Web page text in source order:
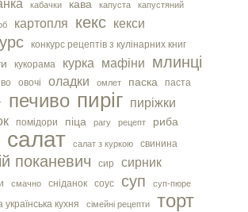
кабачки кава капуста капустяний
картопля кекс кекси
конкурс рецептів з кулінарних книг
кукорама курка мафіни млинці
овочі оладки омлет паска
паста
печиво пиріг пиріжки
помідори піца рагу рецепт риба
салат салат з куркою свинина
поканевич сир сирник
смачно сніданок соус суп суп-пюре
українська кухня сімейні рецепти торт